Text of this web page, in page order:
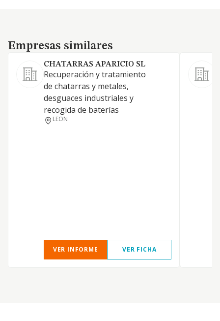
Empresas similares
Empresas similares
CHATARRAS APARICIO SL
Recuperación y tratamiento
de chatarras y metales,
desguaces industriales y
recogida de baterías
LEON
VER INFORME VER FICHA